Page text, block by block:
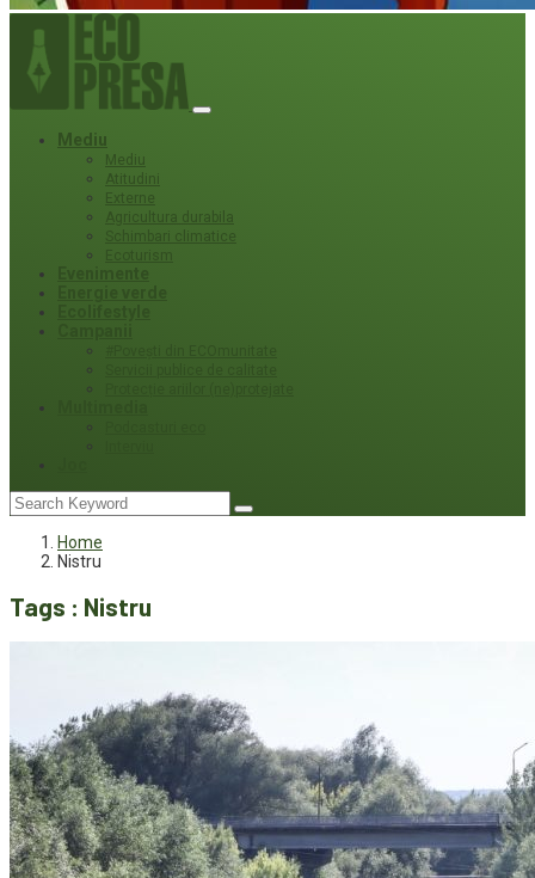
Mediu
Mediu
Atitudini
Externe
Agricultura durabila
Schimbari climatice
Ecoturism
Home
Nistru
Tags : Nistru